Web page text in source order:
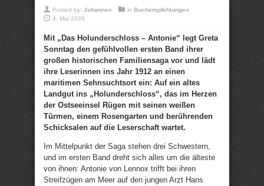
Posted by: Johannes in Buchempfehlungen
4. Mai 2026
Mit „Das Holunderschloss – Antonie“ legt Greta
Sonntag den gefühlvollen ersten Band ihrer
großen historischen Familiensaga vor und lädt
ihre Leserinnen ins Jahr 1912 an einen
maritimen Sehnsuchtsort ein: Auf ein altes
Landgut ins „Holunderschloss“, das im Herzen
der Ostseeinsel Rügen mit seinen weißen
Türmen, einem Rosengarten und berührenden
Schicksalen auf die Leserschaft wartet.
Im Mittelpunkt der Saga stehen drei Schwestern,
und im ersten Band dreht sich alles um die älteste
von ihnen: Antonie von Lennox trifft bei ihren
Streifzügen am Meer auf den jungen Arzt Hans